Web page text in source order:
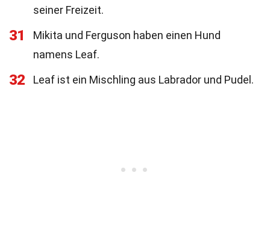
seiner Freizeit.
31
Mikita und Ferguson haben einen Hund
namens Leaf.
32 Leaf ist ein Mischling aus Labrador und Pudel.